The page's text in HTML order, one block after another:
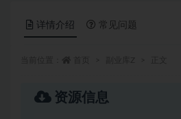
详情介绍 常见问题
资源信息